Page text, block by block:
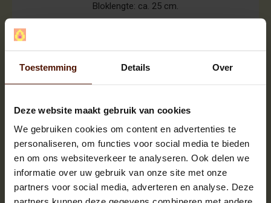
Toestemming Details Over
Deze website maakt gebruik van cookies
We gebruiken cookies om content en advertenties te
personaliseren, om functies voor social media te bieden
en om ons websiteverkeer te analyseren. Ook delen we
informatie over uw gebruik van onze site met onze
partners voor social media, adverteren en analyse. Deze
Bloklengte: ca. 25 cm.